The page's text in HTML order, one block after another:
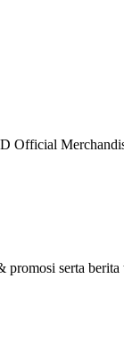
promosi serta